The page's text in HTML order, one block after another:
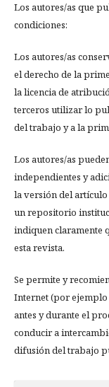
Los autores/as que
condiciones:
Los autores/as
el derecho de la
la licencia de
terceros utilizar lo
del trabajo y a la
Los autores/as
independientes y
la versión del
un repositorio
indiquen claramente
esta revista.
Se permite y
Internet (por ejemplo
antes y durante el
conducir a
difusión del trabajo